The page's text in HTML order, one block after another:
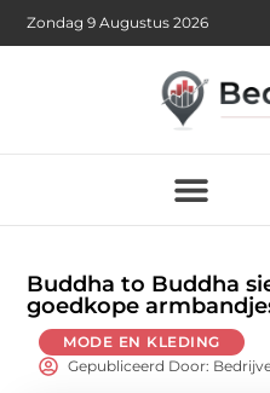
Zondag 9 Augustus 2026
Buddha to Buddha
goedkope
MODE EN KLEDING
Gepubliceerd Door: